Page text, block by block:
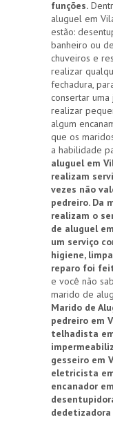
funções.
aluguel em
estão:
banheiro ou
chuveiros e
realizar
fechadura,
consertar
realizar
algum
que os
a habilidade
aluguel em
realizam
vezes não
pedreiro. Da
realizam o
de aluguel
um serviço
higiene,
reparo foi
e você não
marido de
Marido de
pedreiro em
telhadista
gesseiro em
eletricista
encanador